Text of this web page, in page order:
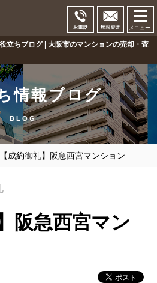
メニュー
立ちブログ | 大阪市のマンションの売却・査
情報ブログ
BLOG
【成約御礼】阪急西宮マンション
阪急西宮マン